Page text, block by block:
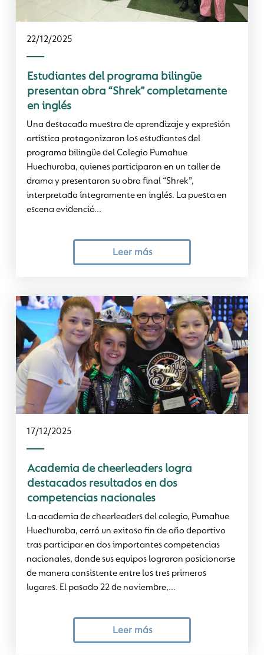
22/12/2025
Estudiantes del programa bilingüe
presentan obra “Shrek” completamente
en inglés
Una destacada muestra de aprendizaje y expresión
artística protagonizaron los estudiantes del
programa bilingüe del Colegio Pumahue
Huechuraba, quienes participaron en un taller de
drama y presentaron su obra final “Shrek”,
interpretada íntegramente en inglés. La puesta en
escena evidenció...
Leer más
17/12/2025
Academia de cheerleaders logra
destacados resultados en dos
competencias nacionales
La academia de cheerleaders del colegio, Pumahue
Huechuraba, cerró un exitoso fin de año deportivo
tras participar en dos importantes competencias
nacionales, donde sus equipos lograron posicionarse
de manera consistente entre los tres primeros
lugares. El pasado 22 de noviembre,...
Leer más